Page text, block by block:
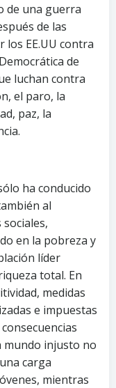
de una guerra
de las
los EE.UU contra
de
luchan contra
el paro, la
paz, la
ha conducido
al
en la pobreza y
líder
total. En
medidas
e impuestas
mundo injusto no
carga
mientras